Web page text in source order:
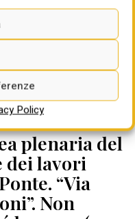
Policy
plenaria del
dei lavori
“Via
Non